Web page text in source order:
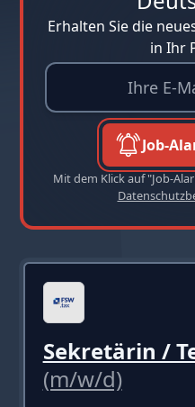
Erhalten Sie die
in Ihr
Job-
Mit dem Klick auf "Job-
Sekretärin /
(m/w/d)